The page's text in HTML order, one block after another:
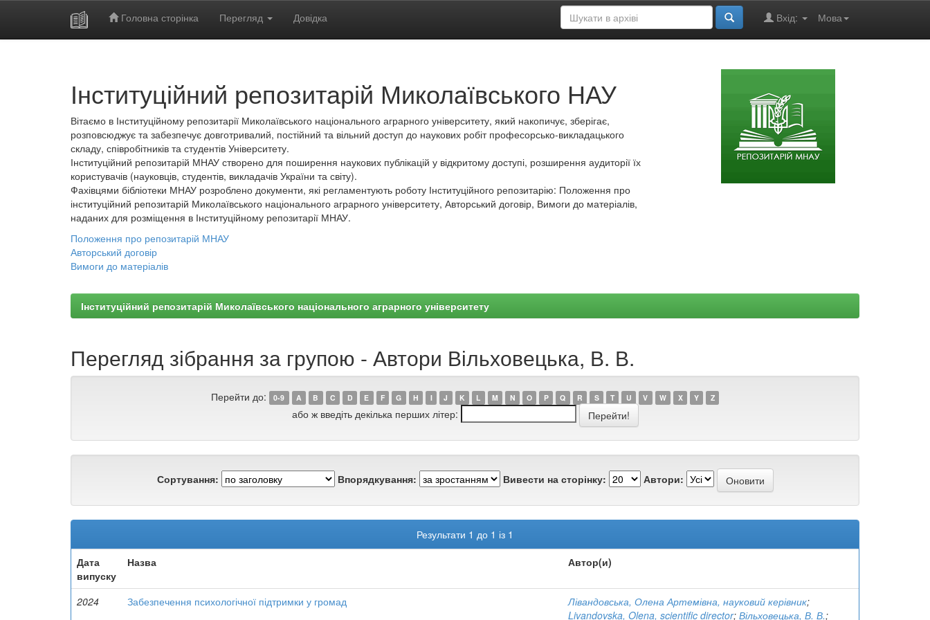
Головна сторінка Перегляд Довідка Мова
Вхід:
Інституційний репозитарій Миколаївського НАУ
Вітаємо в Інституційному репозитарії Миколаївського національного аграрного університету, який накопичує, зберігає,
розповсюджує та забезпечує довготривалий, постійний та вільний доступ до наукових робіт професорсько-викладацького
складу, співробітників та студентів Університету.
Інституційний репозитарій МНАУ створено для поширення наукових публікацій у відкритому доступі, розширення аудиторії їх
користувачів (науковців, студентів, викладачів України та світу).
Фахівцями бібліотеки МНАУ розроблено документи, які регламентують роботу Інституційного репозитарію: Положення про
інституційний репозитарій Миколаївського національного аграрного університету, Авторський договір, Вимоги до матеріалів,
наданих для розміщення в Інституційному репозитарії МНАУ.
Положення про репозитарій МНАУ
Авторський договір
Вимоги до матеріалів
Інституційний репозитарій Миколаївського національного аграрного університету
Перегляд зібрання за групою - Автори Вільховецька, В. В.
Перейти до: 0-9 A B C D E F G H I J K L M N O P Q R S T U V W X Y Z
або ж введіть декілька перших літер:
Сортування: Впорядкування: Вивести на сторінку: Автори:
Результати 1 до 1 із 1
Дата
випуску
Назва Автор(и)
2024 Забезпечення психологічної підтримки у громад Лівандовська, Олена Артемівна, науковий керівник;
Livandovska, Olena, scientific director; Вільховецька, В. В.;